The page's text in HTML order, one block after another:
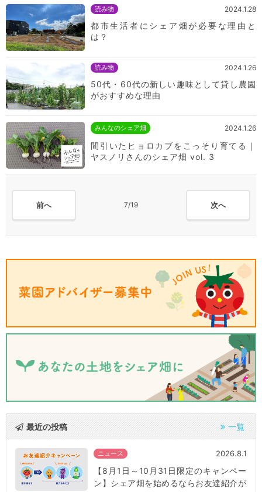
読み物 2024.1.28
都市生活者にシェア畑が必要な理由と
は？
読み物 2024.1.26
50代・60代の新しい趣味として貸し農園
がおすすめな理由
みんなのシェア畑 2024.1.26
間引いたヒョロカブをこっそり育てる｜
ヤスノリさんのシェア畑 vol. 3
前へ 7/19 次へ
最近の投稿 一覧
ニュース 2026.8.1
【8月1日～10月31日限定のキャンペー
ン】シェア畑を始めるならお友達紹介が